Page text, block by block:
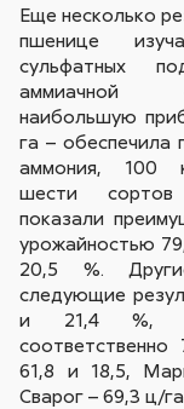
Еще несколько
пшенице
сульфатных
аммиачной
наибольшую
га – обеспечила
аммония, 100
шести
показали
урожайностью
20,5 %.
следующие
и 21,4 %,
61,8 и 18,5,
Сварог – 69,3 ц/